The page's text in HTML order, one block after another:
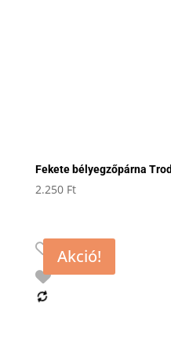
Fekete bélyegzőpárna
2.250 Ft
Akció!